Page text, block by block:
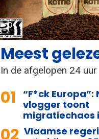
Meest
In de afgelopen 24 uur
01 “F*ck
vlogger toont
migratiechaos
Vlaamse